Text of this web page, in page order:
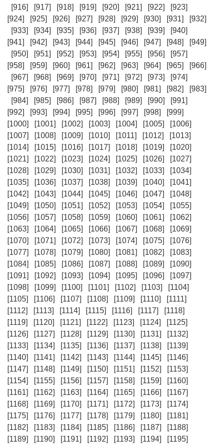
[916] [917] [918] [919] [920] [921] [922]
[923]
[924]
[925] [926] [927] [928] [929] [930] [931]
[932]
[933]
[934] [935] [936] [937] [938] [939]
[940]
[941]
[942] [943] [944] [945] [946] [947] [948]
[949]
[950]
[951] [952] [953] [954] [955] [956]
[957]
[958]
[959] [960] [961] [962] [963] [964] [965]
[966]
[967]
[968] [969] [970] [971] [972] [973]
[974]
[975]
[976] [977] [978] [979] [980] [981] [982]
[983]
[984]
[985] [986] [987] [988] [989] [990]
[991]
[992]
[993] [994] [995] [996] [997] [998]
[999]
[1000]
[1001] [1002] [1003] [1004] [1005]
[1006]
[1007]
[1008] [1009] [1010] [1011] [1012]
[1013]
[1014]
[1015] [1016] [1017] [1018] [1019]
[1020]
[1021]
[1022] [1023] [1024] [1025] [1026]
[1027]
[1028]
[1029] [1030] [1031] [1032] [1033]
[1034]
[1035]
[1036] [1037] [1038] [1039] [1040]
[1041]
[1042]
[1043] [1044] [1045] [1046] [1047]
[1048]
[1049]
[1050] [1051] [1052] [1053] [1054]
[1055]
[1056]
[1057] [1058] [1059] [1060] [1061]
[1062]
[1063]
[1064] [1065] [1066] [1067] [1068]
[1069]
[1070]
[1071] [1072] [1073] [1074] [1075]
[1076]
[1077]
[1078] [1079] [1080] [1081] [1082]
[1083]
[1084]
[1085] [1086] [1087] [1088] [1089]
[1090]
[1091]
[1092] [1093] [1094] [1095] [1096]
[1097]
[1098]
[1099] [1100] [1101] [1102] [1103]
[1104]
[1105]
[1106] [1107] [1108] [1109] [1110]
[1111]
[1112]
[1113] [1114] [1115] [1116] [1117]
[1118]
[1119]
[1120] [1121] [1122] [1123] [1124]
[1125]
[1126]
[1127] [1128] [1129] [1130] [1131]
[1132]
[1133]
[1134] [1135] [1136] [1137] [1138]
[1139]
[1140]
[1141] [1142] [1143] [1144] [1145]
[1146]
[1147]
[1148] [1149] [1150] [1151] [1152]
[1153]
[1154]
[1155] [1156] [1157] [1158] [1159]
[1160]
[1161]
[1162] [1163] [1164] [1165] [1166]
[1167]
[1168]
[1169] [1170] [1171] [1172] [1173]
[1174]
[1175]
[1176] [1177] [1178] [1179] [1180]
[1181]
[1182]
[1183] [1184] [1185] [1186] [1187]
[1188]
[1189]
[1190] [1191] [1192] [1193] [1194]
[1195]